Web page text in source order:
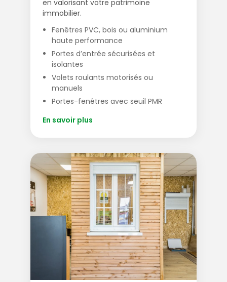
en valorisant votre patrimoine
immobilier.
Fenêtres PVC, bois ou aluminium
haute performance
Portes d’entrée sécurisées et
isolantes
Volets roulants motorisés ou
manuels
Portes-fenêtres avec seuil PMR
En savoir plus